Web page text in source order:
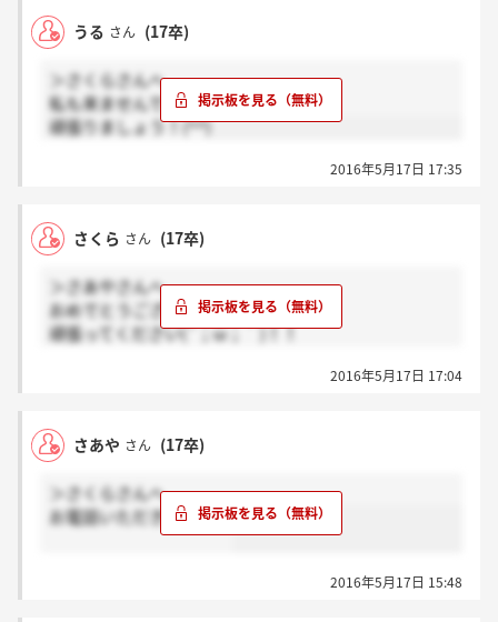
うる さん (17卒)
＞さくらさんへ
私も来ませんでした…(＞＜)
頑張りましょう！(^^)
2016年5月17日 17:35
さくら さん (17卒)
＞さあやさんへ
おめでとうございます！
頑張ってください(´；ω；｀)！！
切り替えて頑張ります！！
2016年5月17日 17:04
さあや さん (17卒)
＞さくらさんへ
お電話いただきました！
2016年5月17日 15:48